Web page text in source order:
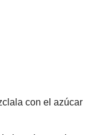
con el azúcar